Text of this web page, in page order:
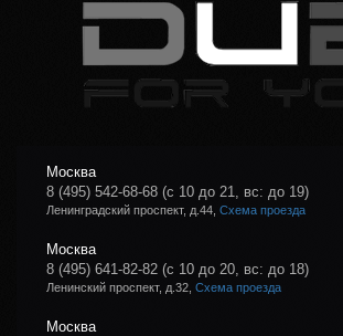
Москва
8 (495) 542-68-68 (с 10 до 21, вс: до 19)
Ленинградский проспект, д.44, Схема проезда
Москва
8 (495) 641-82-82 (с 10 до 20, вс: до 18)
Ленинский проспект, д.32, Схема проезда
Москва